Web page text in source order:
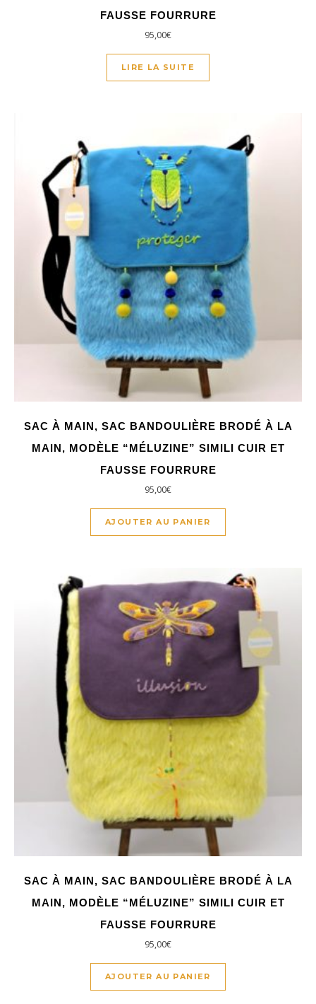
FAUSSE FOURRURE
95,00€
LIRE LA SUITE
SAC À MAIN, SAC BANDOULIÈRE BRODÉ À LA
MAIN, MODÈLE “MÉLUZINE” SIMILI CUIR ET
FAUSSE FOURRURE
95,00€
AJOUTER AU PANIER
SAC À MAIN, SAC BANDOULIÈRE BRODÉ À LA
MAIN, MODÈLE “MÉLUZINE” SIMILI CUIR ET
FAUSSE FOURRURE
95,00€
AJOUTER AU PANIER